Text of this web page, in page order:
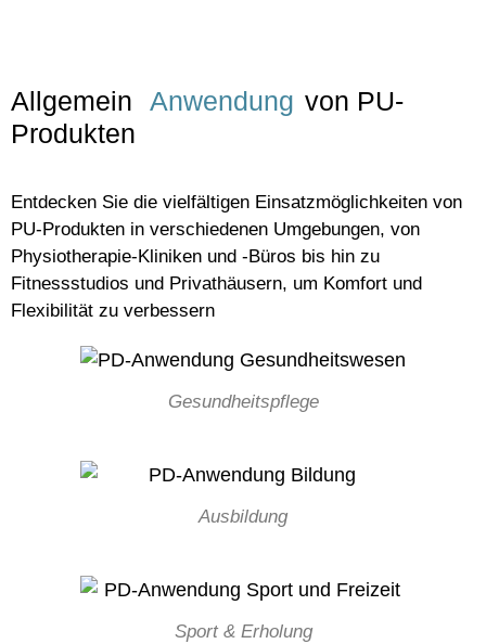
Allgemein Anwendung von PU-
Produkten
Entdecken Sie die vielfältigen Einsatzmöglichkeiten von
PU-Produkten in verschiedenen Umgebungen, von
Physiotherapie-Kliniken und -Büros bis hin zu
Fitnessstudios und Privathäusern, um Komfort und
Flexibilität zu verbessern
Gesundheitspflege
Ausbildung
Sport & Erholung